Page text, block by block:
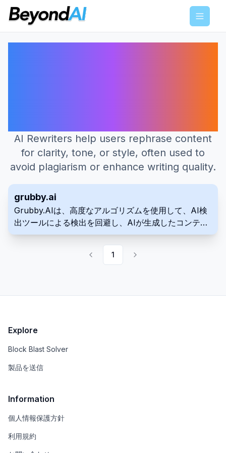
Menu
AI Rewriters help users rephrase content
for clarity, tone, or style, often used to
avoid plagiarism or enhance writing quality.
grubby.ai
Grubby.AIは、高度なアルゴリズムを使用して、AI検
出ツールによる検出を回避し、AIが生成したコンテン
ツを人間が書いたように聞こえさせるツールです。
1
Explore
Block Blast Solver
製品を送信
Information
個人情報保護方針
利用規約